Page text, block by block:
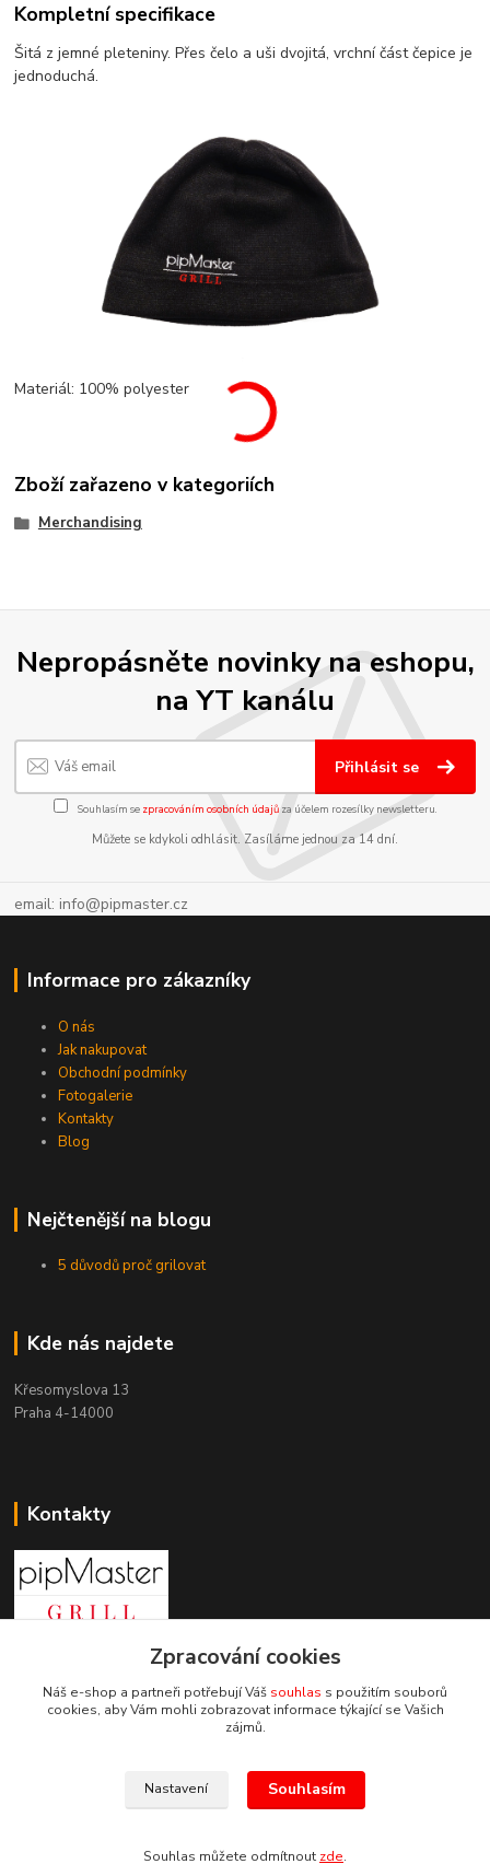
Kompletní specifikace
Šitá z jemné pleteniny. Přes čelo a uši dvojitá, vrchní část čepice je
jednoduchá.
Materiál: 100% polyester
Zboží zařazeno v kategoriích
Merchandising
Nepropásněte novinky na eshopu,
na YT kanálu
Přihlásit se
Souhlasím se zpracováním osobních údajůza účelem rozesílky newsletteru.
Můžete se kdykoli odhlásit. Zasíláme jednou za 14 dní.
email: info@pipmaster.cz
Informace pro zákazníky
O nás
Jak nakupovat
Obchodní podmínky
Fotogalerie
Kontakty
Blog
Nejčtenější na blogu
5 důvodů proč grilovat
Kde nás najdete
Křesomyslova 13
Praha 4-14000
Kontakty
+420 603 197 240
info@pipmaster.cz
Zpracování cookies
Náš e-shop a partneři potřebují Váš souhlas s použitím souborů
cookies, aby Vám mohli zobrazovat informace týkající se Vašich
zájmů.
Nastavení Souhlasím
Souhlas můžete odmítnout zde.